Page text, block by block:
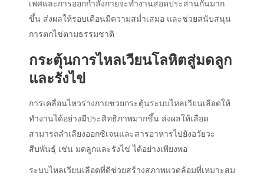
เพศและการออกกำลังกายจะทำงานสอดประสานกันมาก
ขึ้น ส่งผลให้รอบเดือนมีความสม่ำเสมอ และช่วยสนับสนุน
การตกไข่ตามธรรมชาติ
กระตุ้นการไหลเวียนโลหิตสู่มดลูก
และรังไข่
การเคลื่อนไหวร่างกายช่วยกระตุ้นระบบไหลเวียนเลือดให้
ทำงานได้อย่างมีประสิทธิภาพมากขึ้น ส่งผลให้เลือด
สามารถลำเลียงออกซิเจนและสารอาหารไปยังอวัยวะ
สืบพันธุ์ เช่น มดลูกและรังไข่ ได้อย่างเพียงพอ
ระบบไหลเวียนเลือดที่ดีช่วยสร้างสภาพแวดล้อมที่เหมาะสม